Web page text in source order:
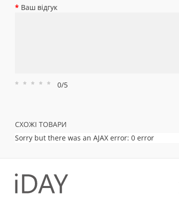
Ваш відгук
Рейтинг
Рейтинг
Рейтинг
Рейтинг
Рейтинг
0/5
СХОЖІ ТОВАРИ
Sorry but there was an AJAX error: 0 error